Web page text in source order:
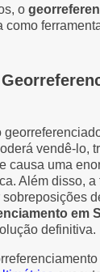
o
como
vendê-lo,
causa uma
Além disso, a
em
definitiva.